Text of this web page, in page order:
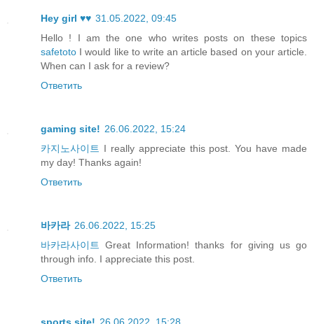
Hey girl ♥♥ 31.05.2022, 09:45
Hello ! I am the one who writes posts on these topics
safetoto I would like to write an article based on your article.
When can I ask for a review?
Ответить
gaming site! 26.06.2022, 15:24
카지노사이트 I really appreciate this post. You have made
my day! Thanks again!
Ответить
바카라 26.06.2022, 15:25
바카라사이트
Great Information! thanks for giving us go
through info. I appreciate this post.
Ответить